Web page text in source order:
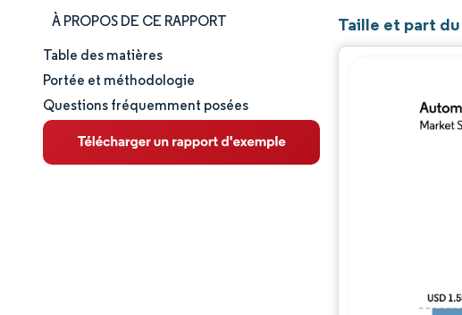
À PROPOS DE CE RAPPORT
Taille et part de marché
Analyse du marché
Tendances et perspectives
Table des matières
Portée et méthodologie
Questions fréquemment posées
Taille et part